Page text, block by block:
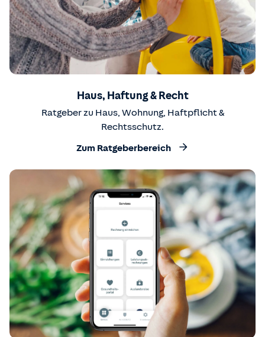
Haus, Haftung & Recht
Ratgeber zu Haus, Wohnung, Haftpflicht &
Rechtsschutz.
Zum Ratgeberbereich